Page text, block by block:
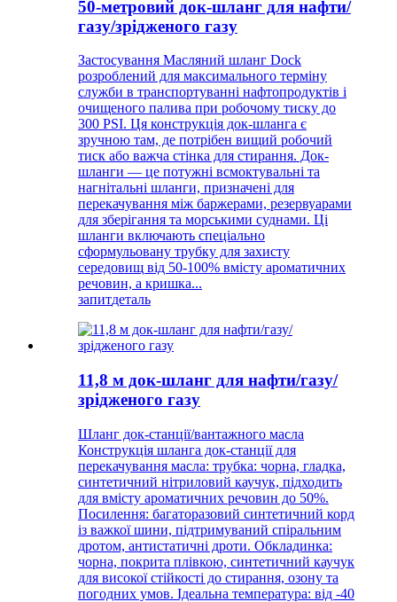
50-метровий док-шланг для нафти/
газу/зрідженого газу
Застосування Масляний шланг Dock
розроблений для максимального терміну
служби в транспортуванні нафтопродуктів і
очищеного палива при робочому тиску до
300 PSI. Ця конструкція док-шланга є
зручною там, де потрібен вищий робочий
тиск або важча стінка для стирання. Док-
шланги — це потужні всмоктувальні та
нагнітальні шланги, призначені для
перекачування між баржерами, резервуарами
для зберігання та морськими суднами. Ці
шланги включають спеціально
сформульовану трубку для захисту
середовищ від 50-100% вмісту ароматичних
речовин, а кришка...
запитдеталь
11,8 м док-шланг для нафти/газу/
зрідженого газу
Шланг док-станції/вантажного масла
Конструкція шланга док-станції для
перекачування масла: трубка: чорна, гладка,
синтетичний нітриловий каучук, підходить
для вмісту ароматичних речовин до 50%.
Посилення: багаторазовий синтетичний корд
із важкої шини, підтримуваний спіральним
дротом, антистатичні дроти. Обкладинка:
чорна, покрита плівкою, синтетичний каучук
для високої стійкості до стирання, озону та
погодних умов. Ідеальна температура: від -40